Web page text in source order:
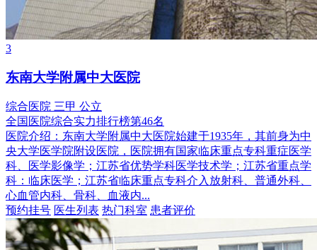
3
东南大学附属中大医院
综合医院 三甲 公立
全国医院综合实力排行榜第46名
医院介绍： 东南大学附属中大医院始建于1935年，其前身为中
央大学医学院附设医院，医院拥有国家临床重点专科重症医学
科、医学影像学；江苏省优势学科医学技术学；江苏省重点学
科：临床医学；江苏省临床重点专科介入放射科、普通外科、
心血管内科、骨科、血液内...
预约挂号 医生列表 热门科室 患者评价